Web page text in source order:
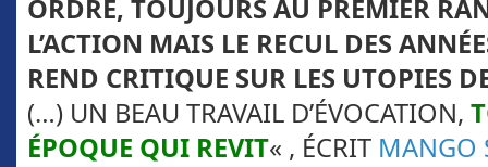
ORDRE, TOUJOURS AU PREMIER
L’ACTION MAIS LE RECUL DES
REND CRITIQUE SUR LES UTOPIES
(…) UN BEAU TRAVAIL D’ÉVOCATION,
ÉPOQUE QUI REVIT« , ÉCRIT MANGO